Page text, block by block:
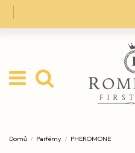
Domů Parfémy PHEROMONE